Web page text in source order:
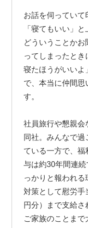
お話を伺っていて
「寝てもいい」
どういうことか
ってしまったとき
寝たほうがいいよ
で、本当に仲間思
す。
社員旅行や懇親会
同社。みんなで
ている一方で、福
与は約30年間連
っかりと報われ
対策として慰労
円分）まで支給
ご家族のことま